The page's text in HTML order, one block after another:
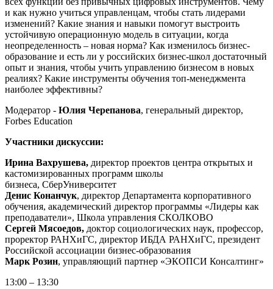
и как нужно учиться управленцам, чтобы стать лидерами
изменений? Какие знания и навыки помогут выстроить
устойчивую операционную модель в ситуации, когда
неопределенность – новая норма? Как изменилось бизнес-
образование и есть ли у российских бизнес-школ достаточный
опыт и знания, чтобы учить управлению бизнесом в новых
реалиях? Какие инструменты обучения топ-менеджмента
наиболее эффективны?
Модератор - Юлия Черепанова, генеральный директор,
Forbes Education
Участники дискуссии:
Ирина Вахрушева, директор проектов центра открытых и
кастомизированных программ школы
бизнеса, СберУниверситет
Денис Конанчук, директор Департамента корпоративного
обучения, академический директор программы «Лидеры как
преподаватели», Школа управления СКОЛКОВО
Сергей Мясоедов, доктор социологических наук, профессор,
проректор РАНХиГС, директор ИБДА РАНХиГС, президент
Российской ассоциации бизнес-образования
Марк Розин, управляющий партнер «ЭКОПСИ Консалтинг»
13:00 – 13:30